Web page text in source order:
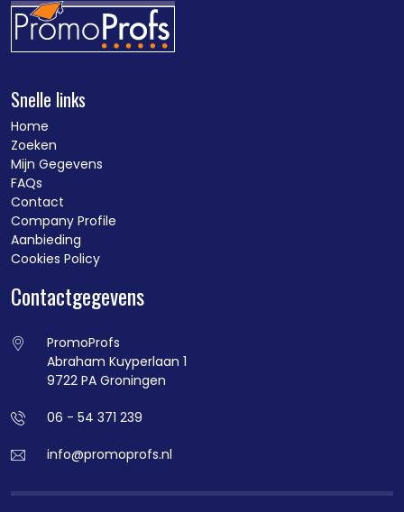
Snelle links
Home
Zoeken
Mijn Gegevens
FAQs
Contact
Company Profile
Aanbieding
Cookies Policy
Contactgegevens
PromoProfs
Abraham Kuyperlaan 1
9722 PA Groningen
06 - 54 371 239
info@promoprofs.nl